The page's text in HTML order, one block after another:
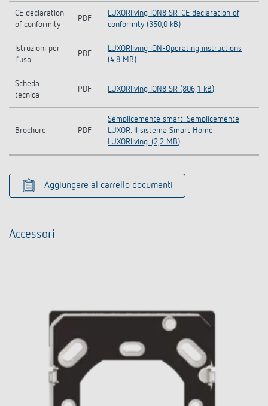
CE declaration
of conformity
PDF
LUXORliving iON8 SR-CE declaration of
conformity (350,0 kB)
Istruzioni per
l'uso
PDF
LUXORliving iON-Operating instructions
(4,8 MB)
Scheda
tecnica
PDF LUXORliving iON8 SR (806,1 kB)
Brochure PDF
Semplicemente smart. Semplicemente
LUXOR. Il sistema Smart Home
LUXORliving. (2,2 MB)
Aggiungere al carrello documenti
Accessori